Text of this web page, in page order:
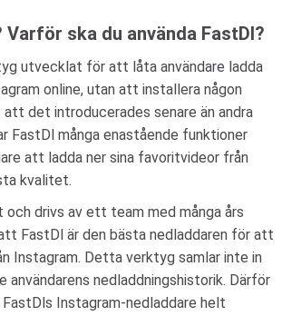
Varför ska du använda FastDl?
utvecklat för att låta användare ladda
online, utan att installera någon
att det introducerades senare än andra
FastDl många enastående funktioner
att ladda ner sina favoritvideor från
kvalitet.
och drivs av ett team med många års
FastDl är den bästa nedladdaren för att
Instagram. Detta verktyg samlar inte in
användarens nedladdningshistorik. Därför
FastDls Instagram-nedladdare helt